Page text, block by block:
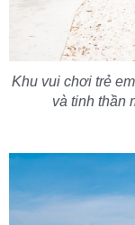
Khu vui chơi trẻ
và tinh thần